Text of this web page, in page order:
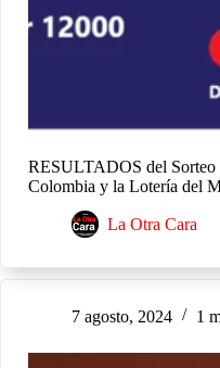
RESULTADOS del Sorteo
Colombia y la Lotería del
La Otra Cara
7 agosto, 2024 1